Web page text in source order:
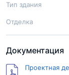
Тип здания
Отделка
Документация
Проектная